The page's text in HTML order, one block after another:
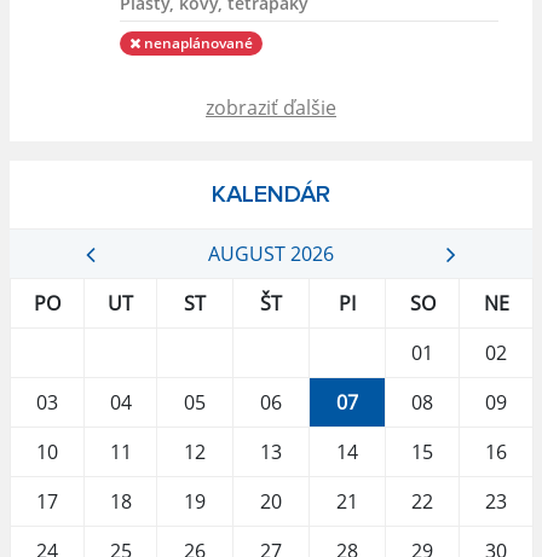
nenaplánované
zobraziť ďalšie
KALENDÁR
AUGUST 2026
PO
UT ST ŠT PI SO
NE
01
02
03
04 05 06 07 08
09
10
11 12 13 14 15
16
17
18 19 20 21 22
23
24
25 26 27 28 29
30